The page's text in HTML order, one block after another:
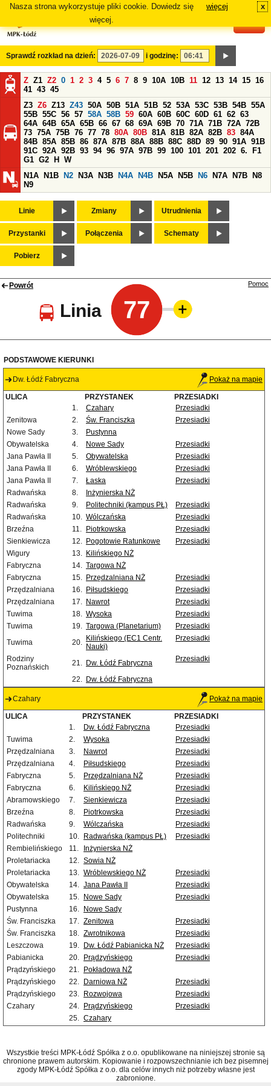
Nasza strona wykorzystuje pliki cookie. Dowiedz się
więcej.
więcej x
Sprawdź rozkład na dzień: i godzinę:
Z Z1 Z2 0 1 2 3 4 5 6 7 8 9 10A 10B 11 12 13 14 15 16
41 43 45
Z3 Z6 Z13 Z43 50A 50B 51A 51B 52 53A 53C 53B 54B 55A
55B 55C 56 57 58A 58B 59 60A 60B 60C 60D 61 62 63
64A 64B 65A 65B 66 67 68 69A 69B 70 71A 71B 72A 72B
73 75A 75B 76 77 78 80A 80B 81A 81B 82A 82B 83 84A
84B 85A 85B 86 87A 87B 88A 88B 88C 88D 89 90 91A 91B
91C 92A 92B 93 94 96 97A 97B 99 100 101 201 202 6.
F1
G1 G2 H
W
N1A
N1B N2 N3A N3B N4A N4B N5A N5B N6 N7A N7B
N8
N9
Linie Zmiany Utrudnienia
Przystanki Połączenia Schematy
Pobierz
Powrót
Linia 77
Pomoc
PODSTAWOWE KIERUNKI
Dw. Łódź Fabryczna Pokaż na mapie
ULICA PRZYSTANEK
PRZESIADKI
1.
Czahary
Przesiadki
Zenitowa
2. Św. Franciszka
Przesiadki
Nowe Sady
3.
Pustynna
Obywatelska
4. Nowe Sady
Przesiadki
Jana Pawła II
5. Obywatelska
Przesiadki
Jana Pawła II
6. Wróblewskiego
Przesiadki
Jana Pawła II
7. Łaska
Przesiadki
Radwańska
8.
Inżynierska NŻ
Radwańska
9. Politechniki (kampus PŁ)
Przesiadki
Radwańska
10. Wólczańska
Przesiadki
Brzeźna
11. Piotrkowska
Przesiadki
Sienkiewicza
12. Pogotowie Ratunkowe
Przesiadki
Wigury
13. Kilińskiego NŻ
Fabryczna
14. Targowa NŻ
Fabryczna
15. Przędzalniana NŻ
Przesiadki
Przędzalniana
16. Piłsudskiego
Przesiadki
Przędzalniana
17. Nawrot
Przesiadki
Tuwima
18. Wysoka
Przesiadki
Tuwima
19. Targowa (Planetarium)
Przesiadki
Tuwima
20. Kilińskiego (EC1 Centr.
Nauki)
Przesiadki
Rodziny
Poznańskich
21. Dw. Łódź Fabryczna Przesiadki
22. Dw. Łódź Fabryczna
Czahary Pokaż na mapie
ULICA PRZYSTANEK
PRZESIADKI
1.
Dw. Łódź Fabryczna
Przesiadki
Tuwima
2. Wysoka
Przesiadki
Przędzalniana
3. Nawrot
Przesiadki
Przędzalniana
4. Piłsudskiego
Przesiadki
Fabryczna
5. Przędzalniana NŻ
Przesiadki
Fabryczna
6. Kilińskiego NŻ
Przesiadki
Abramowskiego
7. Sienkiewicza
Przesiadki
Brzeźna
8. Piotrkowska
Przesiadki
Radwańska
9. Wólczańska
Przesiadki
Politechniki
10. Radwańska (kampus PŁ)
Przesiadki
Rembielińskiego
11.
Inżynierska NŻ
Proletariacka
12. Sowia NŻ
Proletariacka
13. Wróblewskiego NŻ
Przesiadki
Obywatelska
14. Jana Pawła II
Przesiadki
Obywatelska
15. Nowe Sady
Przesiadki
Pustynna
16.
Nowe Sady
Św. Franciszka
17. Zenitowa
Przesiadki
Św. Franciszka
18. Zwrotnikowa
Przesiadki
Leszczowa
19. Dw. Łódź Pabianicka NŻ
Przesiadki
Pabianicka
20. Prądzyńskiego
Przesiadki
Prądzyńskiego
21.
Pokładowa NŻ
Prądzyńskiego
22. Darniowa NŻ
Przesiadki
Prądzyńskiego
23. Rozwojowa
Przesiadki
Czahary
24. Prądzyńskiego
Przesiadki
25. Czahary
Wszystkie treści MPK-Łódź Spółka z o.o. opublikowane na niniejszej stronie są
chronione prawem autorskim. Kopiowanie i rozpowszechnianie ich bez pisemnej
zgody MPK-Łódź Spółka z o.o. dla celów innych niż potrzeby własne jest
zabronione.